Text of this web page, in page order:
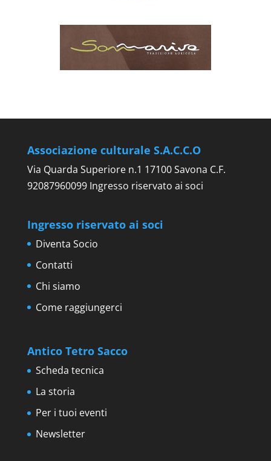
Associazione culturale S.A.C.C.O
Via Quarda Superiore n.1 17100 Savona C.F.
92087960099 Ingresso riservato ai soci
Ingresso riservato ai soci
Diventa Socio
Contatti
Chi siamo
Come raggiungerci
Antico Tetro Sacco
Scheda tecnica
La storia
Per i tuoi eventi
Newsletter